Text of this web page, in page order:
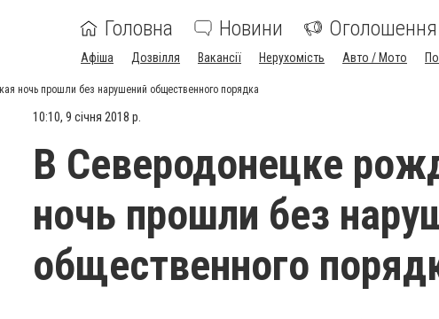
Головна Новини Оголошення
Афіша Дозвілля Вакансії Нерухомість Авто / Мото
ночь прошли без нарушений общественного порядка
10:10, 9 січня 2018 р.
В Северодонецке
ночь прошли без
общественного